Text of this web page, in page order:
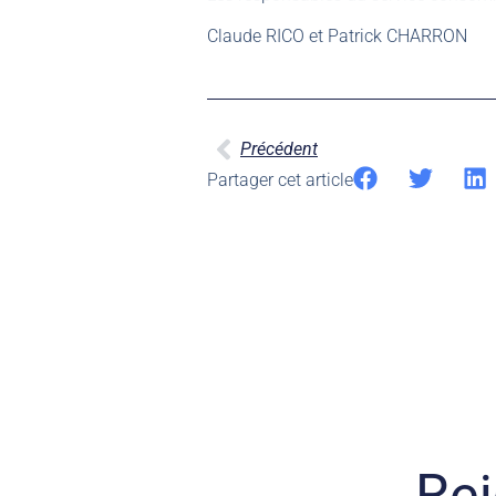
Claude RICO et Patrick CHARRON
Précédent
Partager cet article